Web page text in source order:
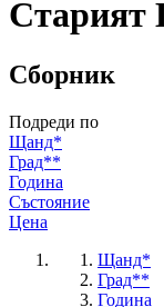
Старият
Сборник
Подреди по
Щанд*
Град**
Година
Състояние
Цена
Щанд*
Град**
Година